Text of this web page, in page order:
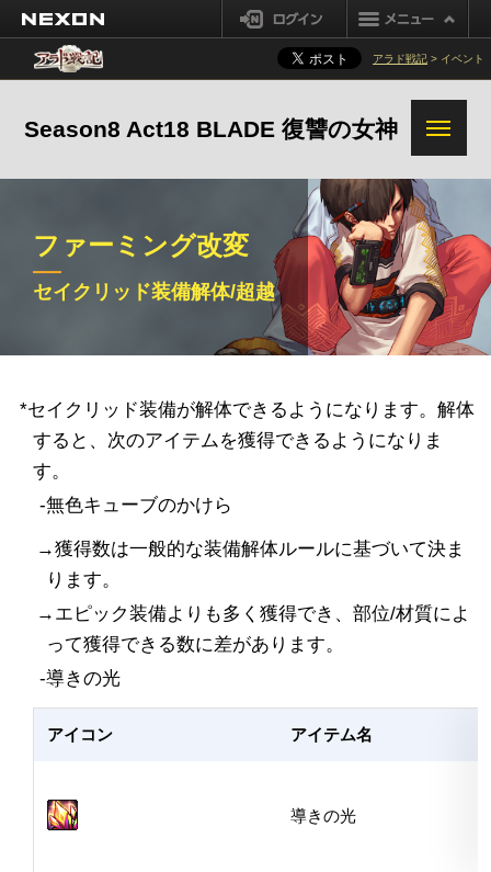
ログイン
アラド戦記 > イベント
Season8 Act18 BLADE 復讐の女神
装備ファーミング改善
ダンジョンファーミング
黒い煉獄報酬改善
セイクリッド装備解体/超
越
装備オプション変換シス
追加変更事項
オズマレイド変更事項
ファーミング改変
セイクリッド装備解体/超越
*セイクリッド装備が解体できるようになります。解体
すると、次のアイテムを獲得できるようになりま
す。
-無色キューブのかけら
→獲得数は一般的な装備解体ルールに基づいて決ま
ります。
→エピック装備よりも多く獲得でき、部位/材質によ
って獲得できる数に差があります。
-導きの光
アイコン アイテム名
導きの光